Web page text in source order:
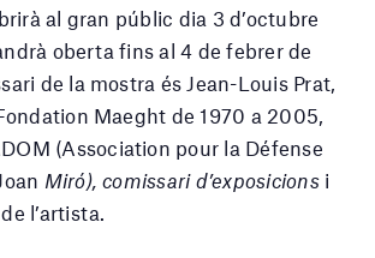
al gran públic dia 3 d’octubre
oberta fins al 4 de febrer de
de la mostra és Jean-Louis Prat,
Maeght de 1970 a 2005,
(Association pour la Défense
Miró), comissari d’exposicionsi
l’artista.